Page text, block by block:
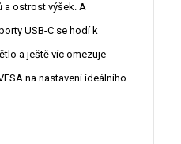
a ostrost výšek. A
USB-C se hodí k
a ještě víc omezuje
na nastavení ideálního